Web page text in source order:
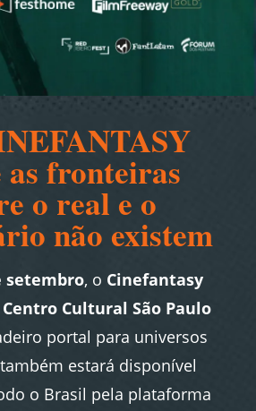
as fronteiras
o real e o
não existem
setembro, o Cinefantasy
Centro Cultural São Paulo
portal para universos
estará disponível
o Brasil pela plataforma